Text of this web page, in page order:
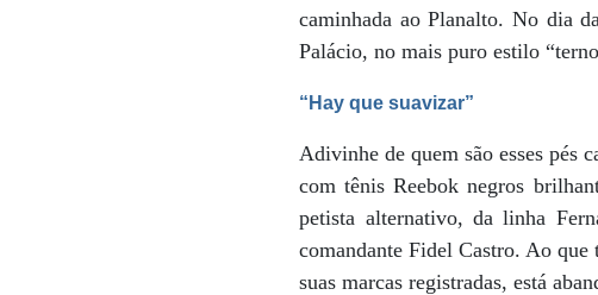
caminhada ao Planalto. No dia
Palácio, no mais puro estilo
“Hay que suavizar”
Adivinhe de quem são esses pés
com tênis Reebok negros
petista alternativo, da linha
comandante Fidel Castro. Ao
suas marcas registradas, está